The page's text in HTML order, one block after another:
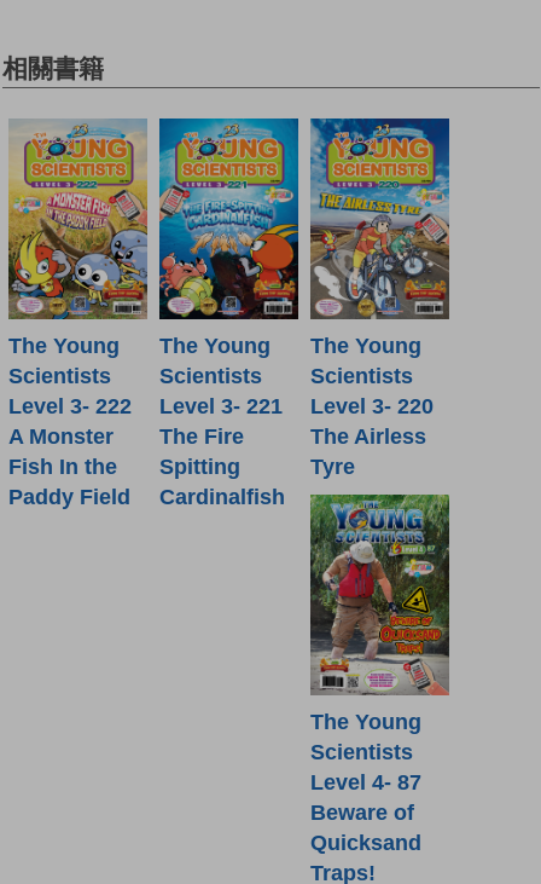
相關書籍
The Young
Scientists
Level 3- 222
A Monster
Fish In the
Paddy Field
The Young
Scientists
Level 3- 221
The Fire
Spitting
Cardinalfish
The Young
Scientists
Level 3- 220
The Airless
Tyre
The Young
Scientists
Level 4- 87
Beware of
Quicksand
Traps!